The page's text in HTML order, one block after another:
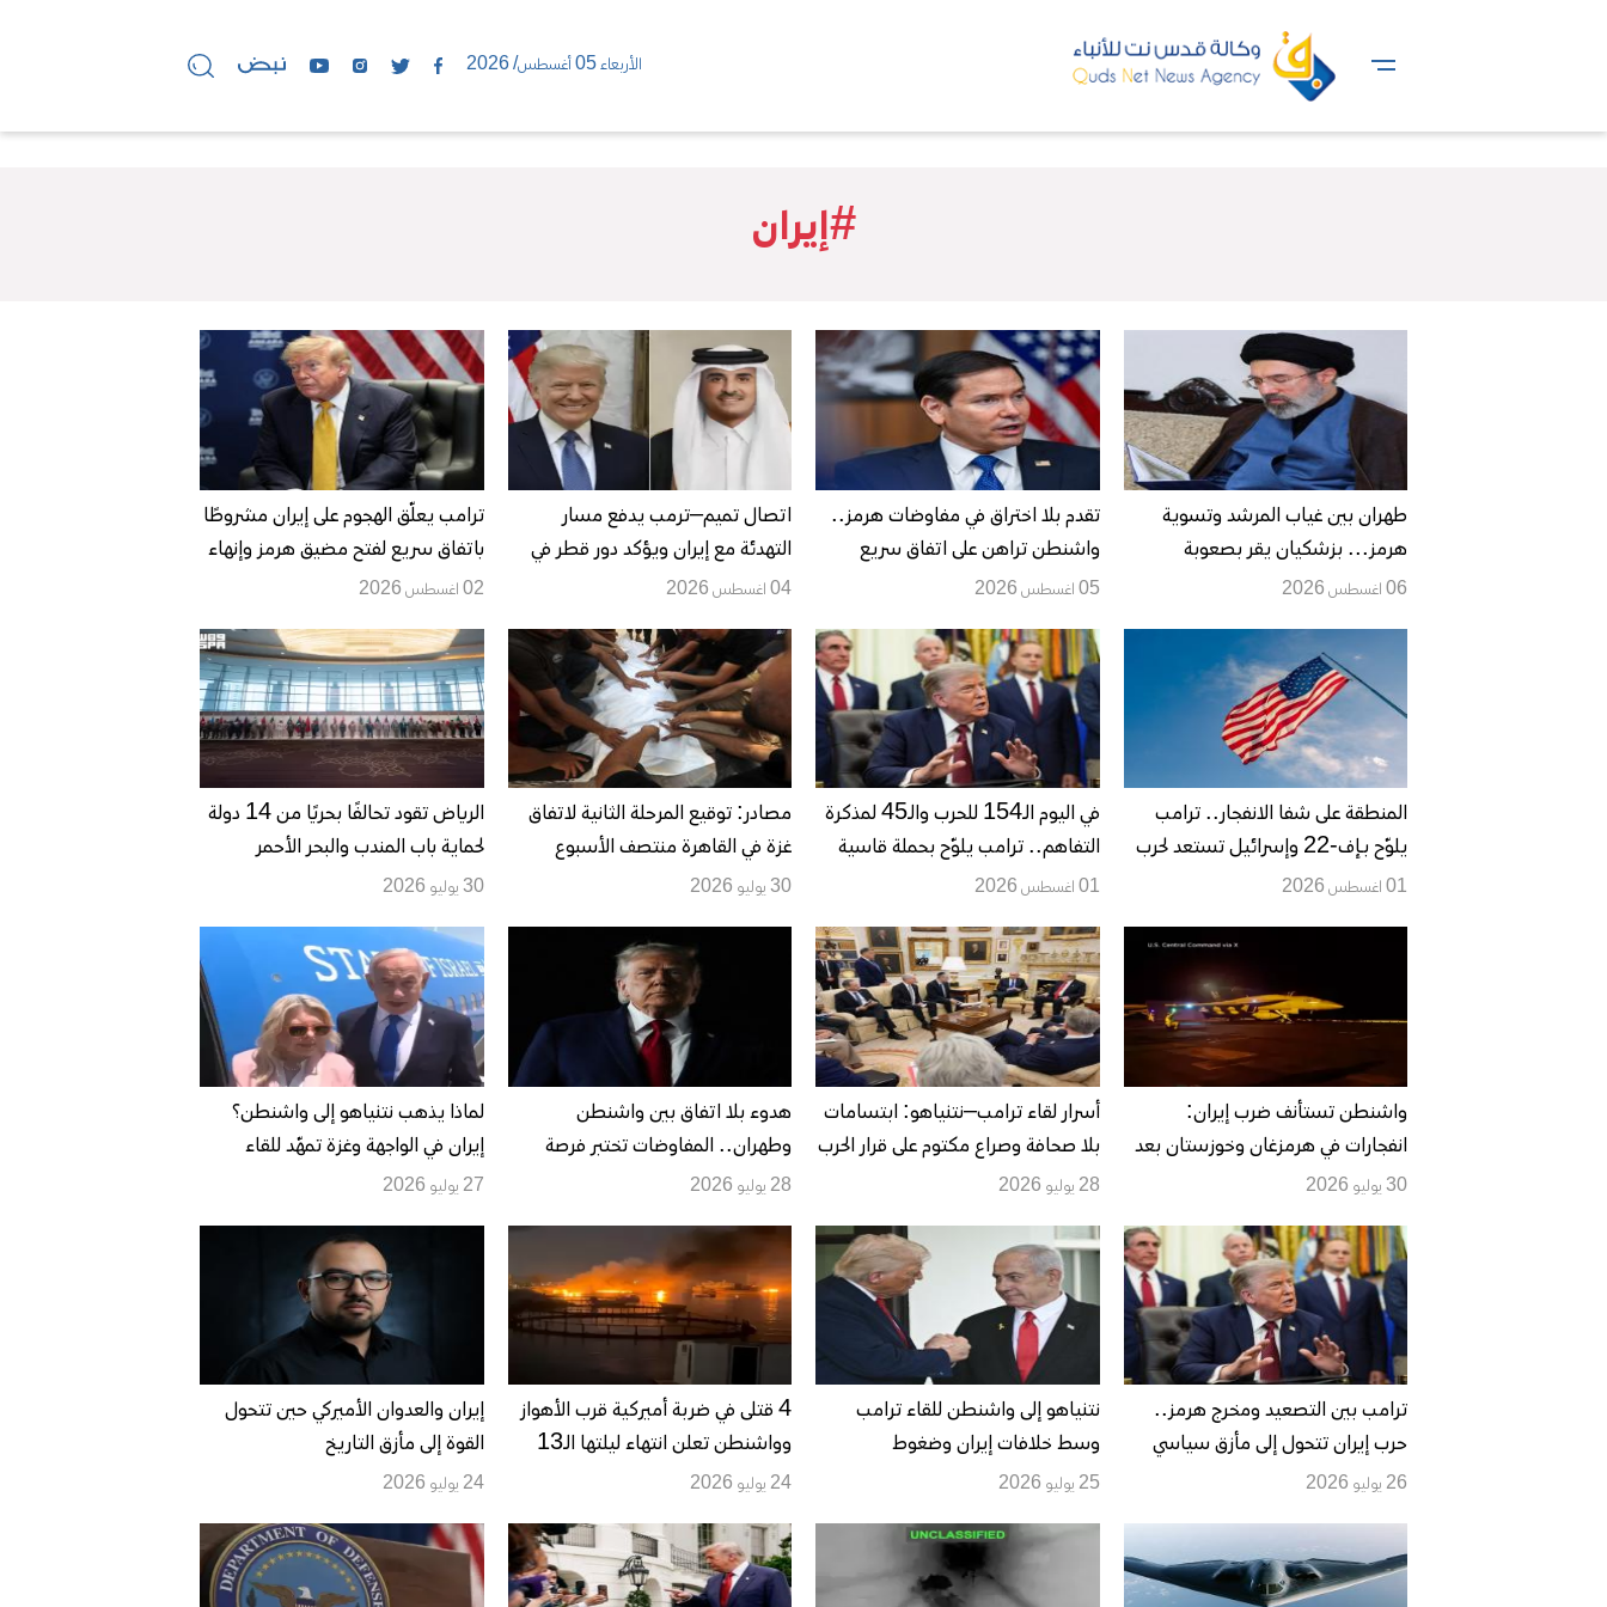
الأربعاء 05 أغسطس/ 2026
#إيران
طهران بين غياب المرشد وتسوية
هرمز... بزشكيان يقر بصعوبة
التواصل ومسقط تنتظر الحسم الإيراني
06 اغسطس 2026
تقدم بلا اختراق في مفاوضات هرمز..
واشنطن تراهن على اتفاق سريع
وطهران تتمسك بالسيطرة على
05 اغسطس 2026
اتصال تميم–ترمب يدفع مسار
التهدئة مع إيران ويؤكد دور قطر في
الوساطة الإقليمية
04 اغسطس 2026
ترامب يعلّق الهجوم على إيران مشروطًا
باتفاق سريع لفتح مضيق هرمز وإنهاء
التهديد النووي
02 اغسطس 2026
المنطقة على شفا الانفجار.. ترامب
يلوّح بـإف-22 وإسرائيل تستعد لحرب
جديدة مع إيران
01 اغسطس 2026
في اليوم الـ154 للحرب والـ45 لمذكرة
التفاهم.. ترامب يلوّح بحملة قاسية
على إيران وطهران تهدد بضرب بنى
01 اغسطس 2026
مصادر: توقيع المرحلة الثانية لاتفاق
غزة في القاهرة منتصف الأسبوع
المقبل.. وموافقة حماس النهائية لم
30 يوليو 2026
الرياض تقود تحالفًا بحريًا من 14 دولة
لحماية باب المندب والبحر الأحمر
وخطوط الطاقة
30 يوليو 2026
واشنطن تستأنف ضرب إيران:
انفجارات في هرمزغان وخوزستان بعد
هجوم صاروخي على قوات أميركية
30 يوليو 2026
أسرار لقاء ترامب–نتنياهو: ابتسامات
بلا صحافة وصراع مكتوم على قرار الحرب
28 يوليو 2026
هدوء بلا اتفاق بين واشنطن
وطهران.. المفاوضات تختبر فرصة
وقف التصعيد
28 يوليو 2026
لماذا يذهب نتنياهو إلى واشنطن؟
إيران في الواجهة وغزة تمهّد للقاء
وخلافات حول لبنان وتركيا
27 يوليو 2026
ترامب بين التصعيد ومخرج هرمز..
حرب إيران تتحول إلى مأزق سياسي
واقتصادي لواشنطن
26 يوليو 2026
نتنياهو إلى واشنطن للقاء ترامب
وسط خلافات إيران وضغوط
الانسحاب الإسرائيلي من لبنان
25 يوليو 2026
4 قتلى في ضربة أميركية قرب الأهواز
وواشنطن تعلن انتهاء ليلتها الـ13
من الهجمات على إيران
24 يوليو 2026
إيران والعدوان الأميركي حين تتحول
القوة إلى مأزق التاريخ
24 يوليو 2026